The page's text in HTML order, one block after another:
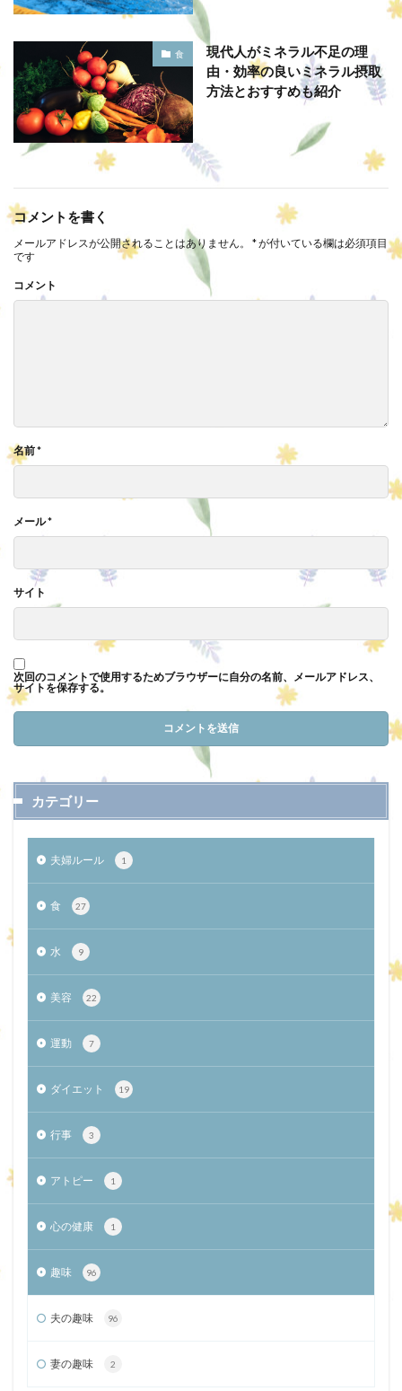
食
現代人がミネラル不足の理
由・効率の良いミネラル摂取
方法とおすすめも紹介
コメントを書く
メールアドレスが公開されることはありません。 *が付いている欄は必須項目
です
コメント
名前*
メール*
サイト
次回のコメントで使用するためブラウザーに自分の名前、メールアドレス、
サイトを保存する。
カテゴリー
夫婦ルール 1
食 27
水 9
美容 22
運動 7
ダイエット 19
行事 3
アトピー 1
心の健康 1
趣味 96
夫の趣味 96
妻の趣味 2